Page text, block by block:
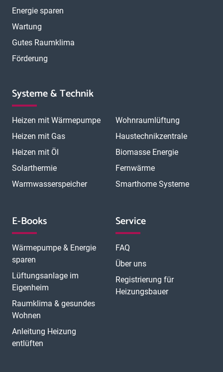
Energie sparen
Wartung
Gutes Raumklima
Förderung
Systeme & Technik
Heizen mit Wärmepumpe
Heizen mit Gas
Heizen mit Öl
Solarthermie
Warmwasserspeicher
Wohnraumlüftung
Haustechnikzentrale
Biomasse Energie
Fernwärme
Smarthome Systeme
E-Books
Wärmepumpe & Energie
sparen
Lüftungsanlage im
Eigenheim
Raumklima & gesundes
Wohnen
Anleitung Heizung
entlüften
Service
FAQ
Über uns
Registrierung für
Heizungsbauer